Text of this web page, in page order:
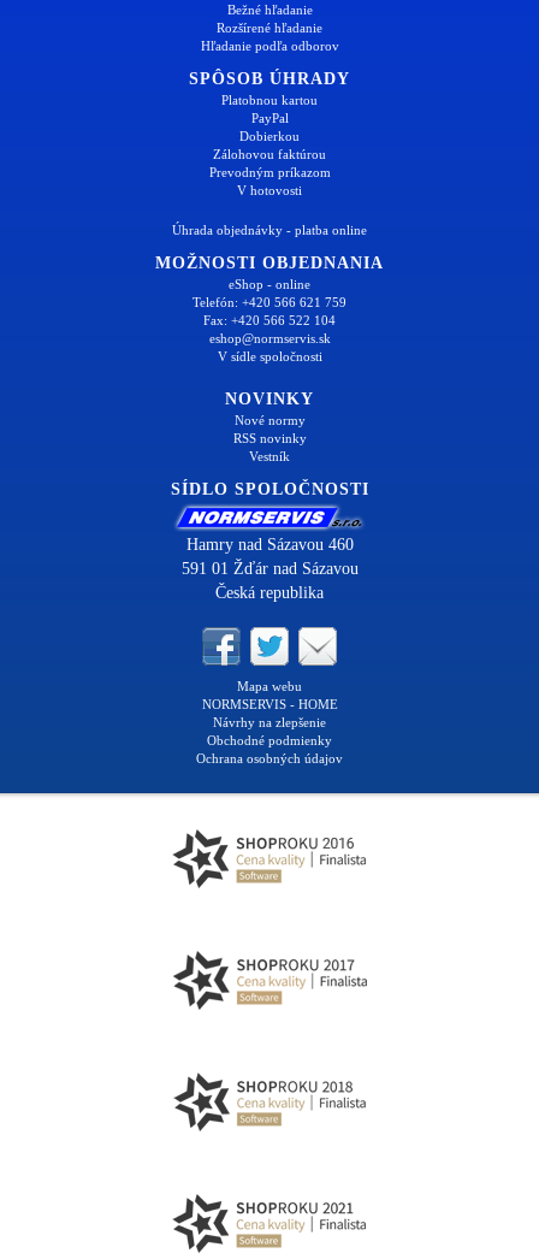
Bežné hľadanie
Rozšírené hľadanie
Hľadanie podľa odborov
SPÔSOB ÚHRADY
Platobnou kartou
PayPal
Dobierkou
Zálohovou faktúrou
Prevodným príkazom
V hotovosti
Úhrada objednávky - platba online
MOŽNOSTI OBJEDNANIA
eShop - online
Telefón: +420 566 621 759
Fax: +420 566 522 104
eshop@normservis.sk
V sídle spoločnosti
NOVINKY
Nové normy
RSS novinky
Vestník
SÍDLO SPOLOČNOSTI
Hamry nad Sázavou 460
591 01 Žďár nad Sázavou
Česká republika
Mapa webu
NORMSERVIS - HOME
Návrhy na zlepšenie
Obchodné podmienky
Ochrana osobných údajov